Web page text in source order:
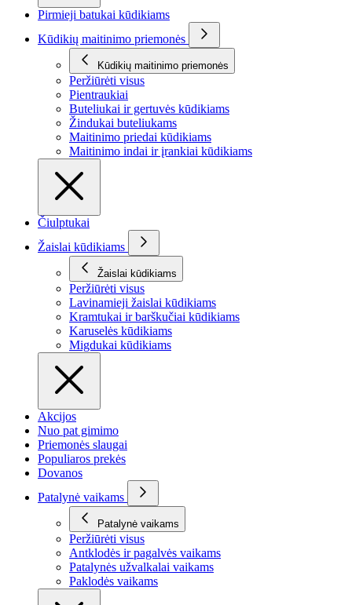
Pirmieji batukai kūdikiams
Kūdikių maitinimo priemonės
Kūdikių maitinimo priemonės
Peržiūrėti visus
Pientraukiai
Buteliukai ir gertuvės kūdikiams
Žindukai buteliukams
Maitinimo priedai kūdikiams
Maitinimo indai ir įrankiai kūdikiams
Čiulptukai
Žaislai kūdikiams
Žaislai kūdikiams
Peržiūrėti visus
Lavinamieji žaislai kūdikiams
Kramtukai ir barškučiai kūdikiams
Karuselės kūdikiams
Migdukai kūdikiams
Akcijos
Nuo pat gimimo
Priemonės slaugai
Populiaros prekės
Dovanos
Patalynė vaikams
Patalynė vaikams
Peržiūrėti visus
Antklodės ir pagalvės vaikams
Patalynės užvalkalai vaikams
Paklodės vaikams